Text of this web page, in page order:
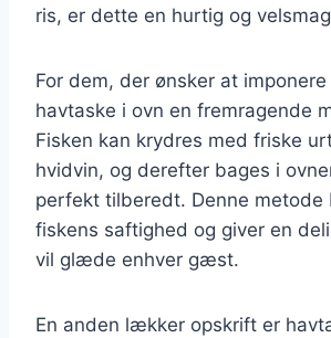
ris, er dette en hurtig og
For dem, der ønsker at
havtaske i ovn en fremragende
Fisken kan krydres med friske
hvidvin, og derefter bages i
perfekt tilberedt. Denne metode
fiskens saftighed og giver en
vil glæde enhver gæst.
En anden lækker opskrift er